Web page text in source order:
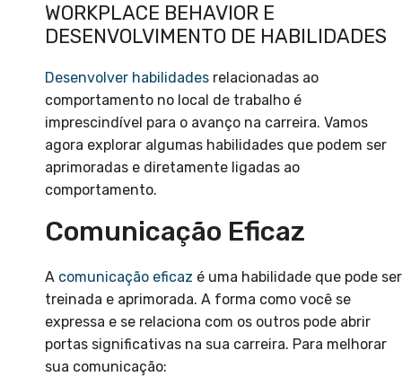
WORKPLACE BEHAVIOR E
DESENVOLVIMENTO DE HABILIDADES
Desenvolver habilidades relacionadas ao
comportamento no local de trabalho é
imprescindível para o avanço na carreira. Vamos
agora explorar algumas habilidades que podem ser
aprimoradas e diretamente ligadas ao
comportamento.
Comunicação Eficaz
A comunicação eficaz é uma habilidade que pode ser
treinada e aprimorada. A forma como você se
expressa e se relaciona com os outros pode abrir
portas significativas na sua carreira. Para melhorar
sua comunicação: